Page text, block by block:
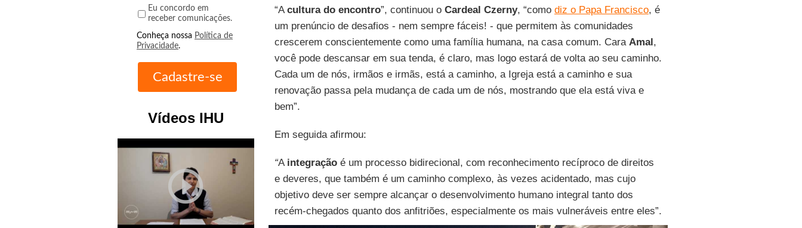
Eu concordo em
receber comunicações.
Conheça nossa Política de
Privacidade.
Vídeos IHU
play_circle_outline
“Acultura do encontro”, continuou o Cardeal Czerny, “como diz o Papa Francisco, é
um prenúncio de desafios - nem sempre fáceis! - que permitem às comunidades
crescerem conscientemente como uma família humana, na casa comum. Cara Amal,
você pode descansar em sua tenda, é claro, mas logo estará de volta ao seu caminho.
Cada um de nós, irmãos e irmãs, está a caminho, a Igreja está a caminho e sua
renovação passa pela mudança de cada um de nós, mostrando que ela está viva e
bem”.
Em seguida afirmou:
“A integraçãoé um processo bidirecional, com reconhecimento recíproco de direitos
e deveres, que também é um caminho complexo, às vezes acidentado, mas cujo
objetivo deve ser sempre alcançar o desenvolvimento humano integral tanto dos
recém-chegados quanto dos anfitriões, especialmente os mais vulneráveis entre eles”.